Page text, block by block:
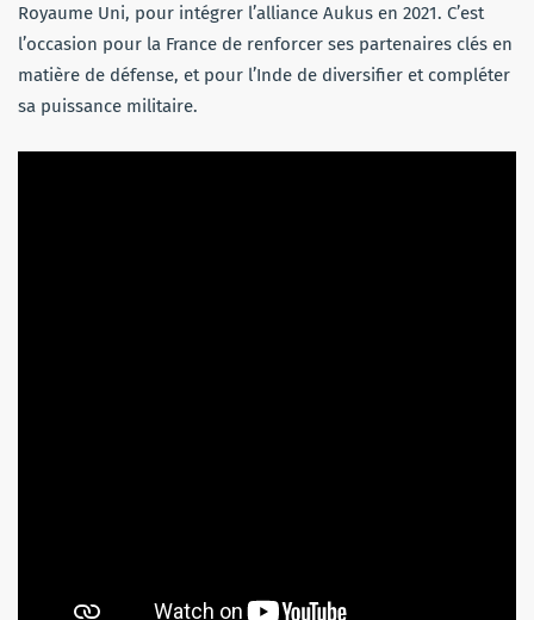
Royaume Uni, pour intégrer l’alliance Aukus en 2021. C’est
l’occasion pour la France de renforcer ses partenaires clés en
matière de défense, et pour l’Inde de diversifier et compléter
sa puissance militaire.